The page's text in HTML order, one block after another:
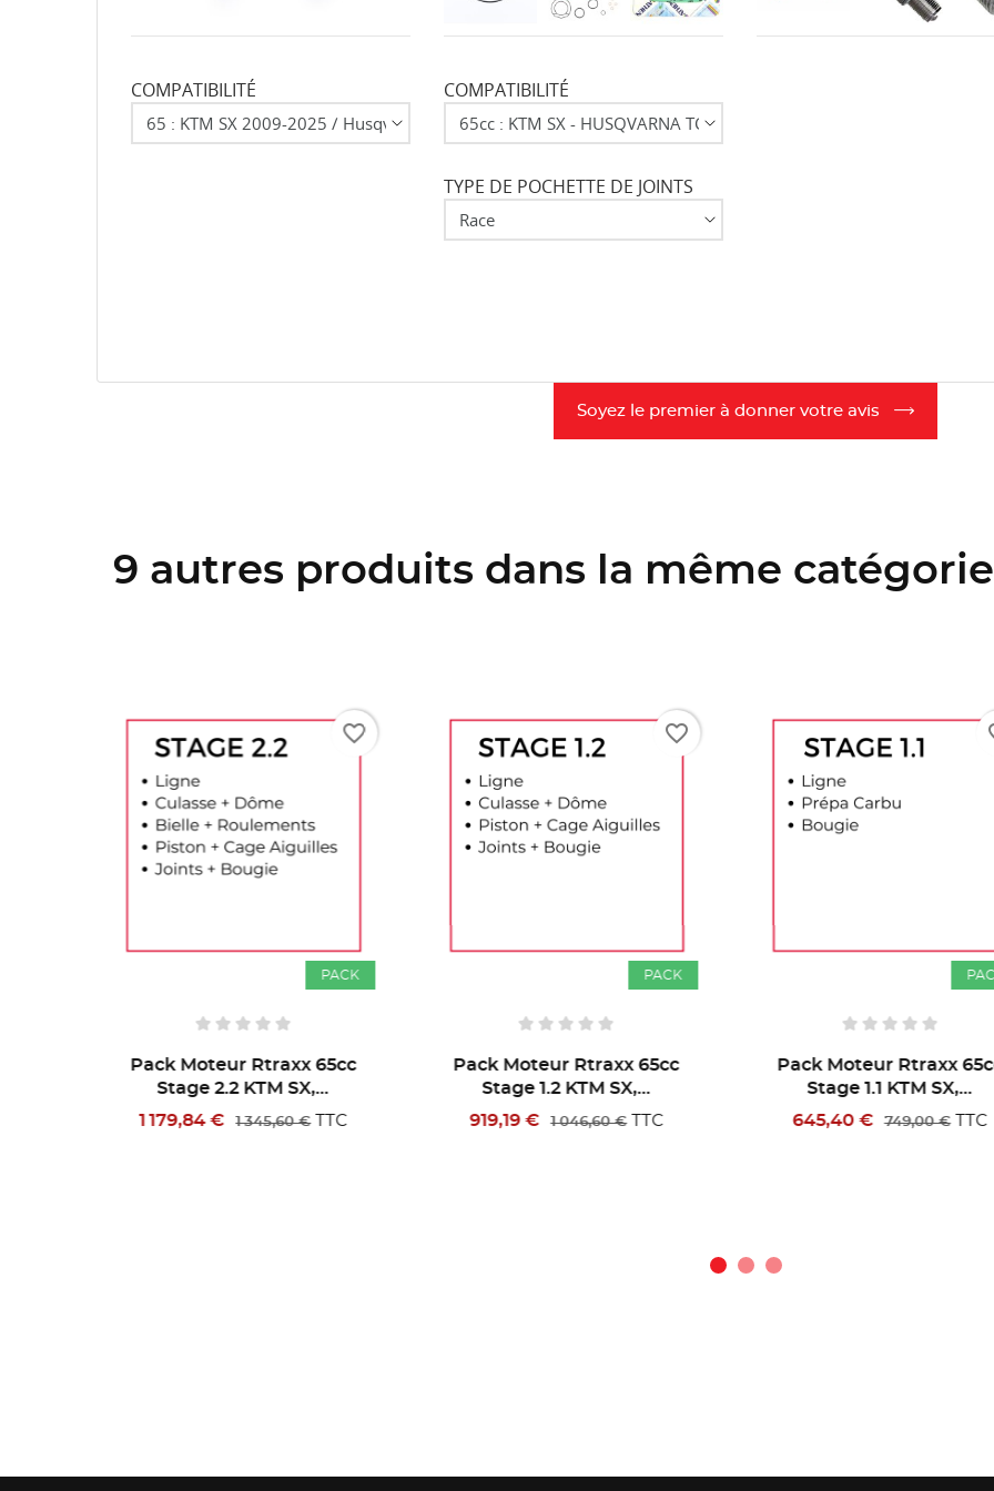
COMPATIBILITÉ COMPATIBILITÉ
TYPE DE POCHETTE DE JOINTS
Soyez le premier à donner votre avis
9 autres produits dans la même
PACK
Pack Moteur Rtraxx 65cc
Stage 1.2 KTM SX,...
919,19 €
1 046,60 € TTC
favorite_border
PACK
Pack Moteur Rtraxx 65cc
Stage 1.1 KTM SX,...
645,40 €
749,00 € TTC
favorite_border
Pack Moteur Rtraxx
Stage 2.1 KTM SX,...
1 000,74 €
1 146,60 €